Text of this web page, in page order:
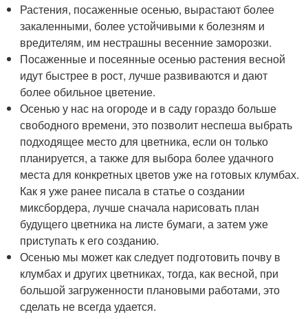
Растения, посаженные осенью, вырастают более
закаленными, более устойчивыми к болезням и
вредителям, им нестрашны весенние заморозки.
Посаженные и посеянные осенью растения весной
идут быстрее в рост, лучше развиваются и дают
более обильное цветение.
Осенью у нас на огороде и в саду гораздо больше
свободного времени, это позволит неспеша выбрать
подходящее место для цветника, если он только
планируется, а также для выбора более удачного
места для конкретных цветов уже на готовых клумбах.
Как я уже ранее писала в статье о создании
миксбордера, лучше сначала нарисовать план
будущего цветника на листе бумаги, а затем уже
приступать к его созданию.
Осенью мы может как следует подготовить почву в
клумбах и других цветниках, тогда, как весной, при
большой загруженности плановыми работами, это
сделать не всегда удается.